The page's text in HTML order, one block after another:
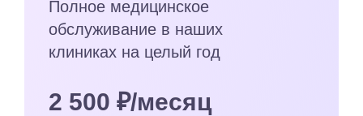
Полное медицинское
обслуживание в наших
клиниках на целый год
2 500 ₽/месяц